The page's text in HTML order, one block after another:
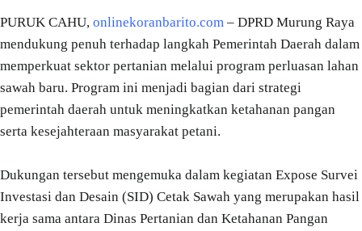
PURUK CAHU, onlinekoranbarito.com – DPRD Murung Raya
mendukung penuh terhadap langkah Pemerintah Daerah dalam
memperkuat sektor pertanian melalui program perluasan lahan
sawah baru. Program ini menjadi bagian dari strategi
pemerintah daerah untuk meningkatkan ketahanan pangan
serta kesejahteraan masyarakat petani.
Dukungan tersebut mengemuka dalam kegiatan Expose Survei
Investasi dan Desain (SID) Cetak Sawah yang merupakan hasil
kerja sama antara Dinas Pertanian dan Ketahanan Pangan